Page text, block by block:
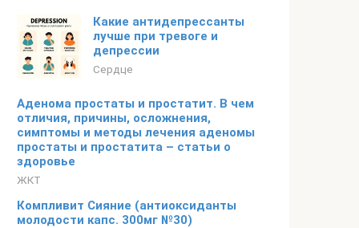
Какие антидепрессанты
лучше при тревоге и
депрессии
Сердце
Аденома простаты и простатит. В чем
отличия, причины, осложнения,
симптомы и методы лечения аденомы
простаты и простатита – статьи о
здоровье
ЖКТ
Компливит Сияние (антиоксиданты
молодости капс. 300мг №30)